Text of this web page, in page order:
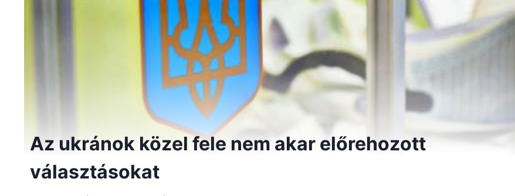
Az ukránok közel fele nem akar előrehozott
választásokat